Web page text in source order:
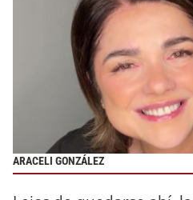
ARACELI GONZÁLEZ